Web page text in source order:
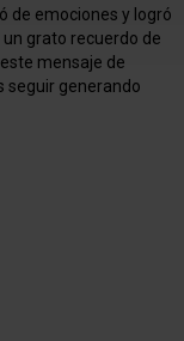
de emociones y logró
grato recuerdo de
mensaje de
seguir generando